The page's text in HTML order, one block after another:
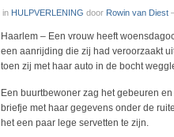
in HULPVERLENING door Rowin van Diest
Haarlem – Een vrouw heeft
een aanrijding die zij had veroorzaakt
toen zij met haar auto in de bocht
Een buurtbewoner zag het gebeuren
briefje met haar gegevens onder de
het een paar lege servetten te zijn.